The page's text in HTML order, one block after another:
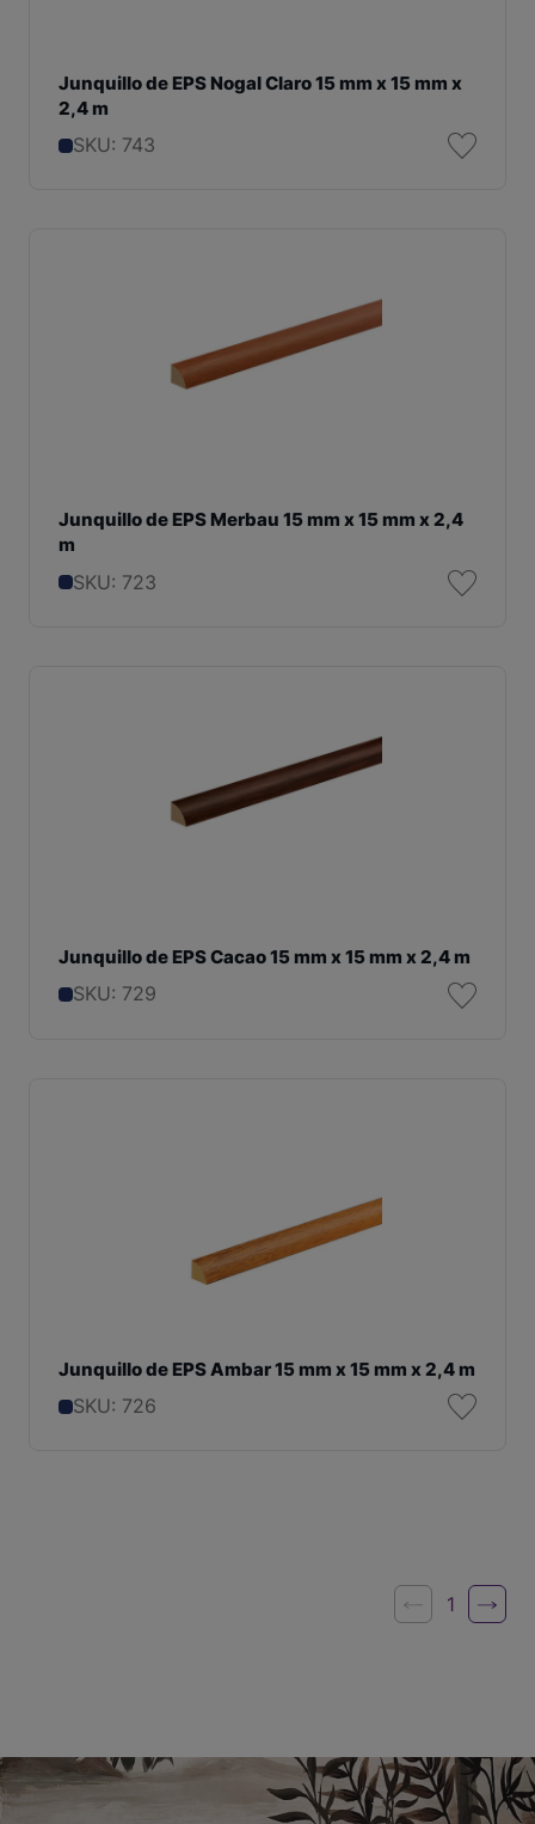
Junquillo de EPS Nogal Claro 15 mm x 15 mm x
2,4 m
SKU: 743
Junquillo de EPS Merbau 15 mm x 15 mm x 2,4
m
SKU: 723
Junquillo de EPS Cacao 15 mm x 15 mm x 2,4 m
SKU: 729
Junquillo de EPS Ambar 15 mm x 15 mm x 2,4 m
SKU: 726
1